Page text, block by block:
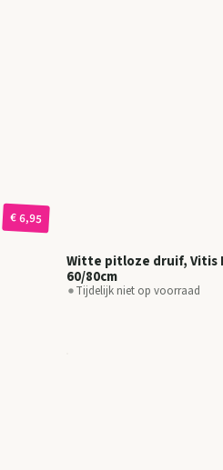
€ 6,95
Witte pitloze druif, Vitis
60/80cm
Tijdelijk niet op voorraad